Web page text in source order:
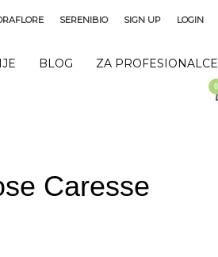
SERENIBIO SIGN UP LOGIN
BLOG ZA PROFESIONALCE
Caresse